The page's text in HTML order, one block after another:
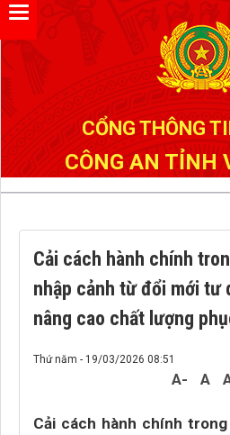
CỔNG THÔNG
CÔNG AN TỈNH
Cải cách hành chính
nhập cảnh từ đổi mới tư
nâng cao chất lượng
Thứ năm - 19/03/2026 08:51
A- A
Cải cách hành chính